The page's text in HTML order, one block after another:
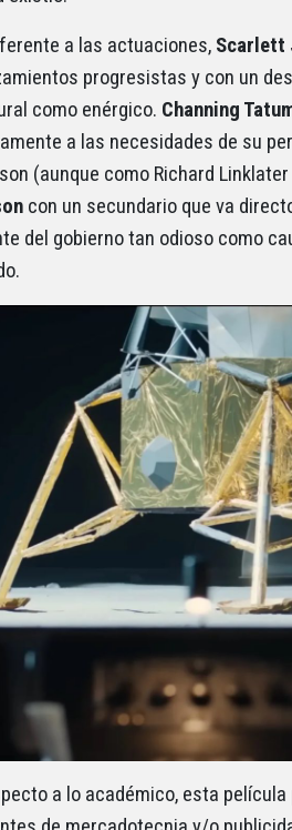
a las actuaciones, Scarlett
progresistas y con un
como enérgico. Channing
a las necesidades de su
(aunque como Richard
con un secundario que va
del gobierno tan odioso como
a lo académico, esta